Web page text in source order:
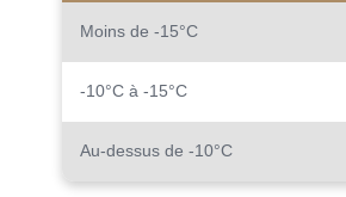
Moins de -15°C
-10°C à -15°C
Au-dessus de -10°C